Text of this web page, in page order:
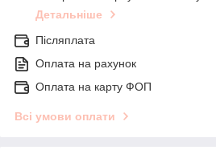
Детальніше
Післяплата
Оплата на рахунок
Оплата на карту ФОП
Всі умови оплати